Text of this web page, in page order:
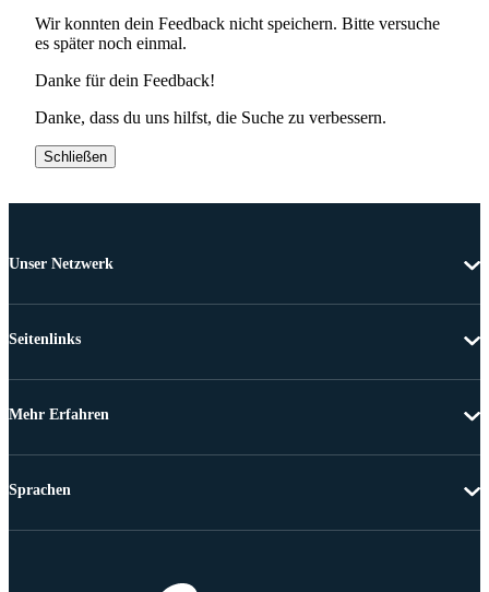
Wir konnten dein Feedback nicht speichern. Bitte versuche
es später noch einmal.
Danke für dein Feedback!
Danke, dass du uns hilfst, die Suche zu verbessern.
Schließen
Unser Netzwerk
Seitenlinks
Mehr Erfahren
Sprachen